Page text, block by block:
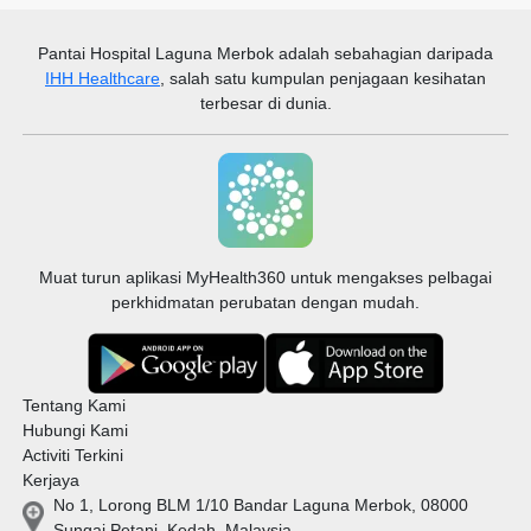
kesihatan sehingga
penyakit yang
kompleks.
yang berkaitan
dengannya.
Pantai Hospital Laguna Merbok adalah sebahagian daripada
IHH Healthcare , salah satu kumpulan penjagaan kesihatan
terbesar di dunia.
Muat turun aplikasi MyHealth360 untuk mengakses pelbagai
perkhidmatan perubatan dengan mudah.
Tentang Kami
Hubungi Kami
Activiti Terkini
Kerjaya
No 1, Lorong BLM 1/10 Bandar Laguna Merbok, 08000